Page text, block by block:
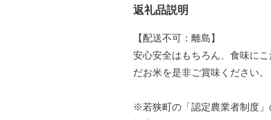
返礼品説明
【配送不可：離島】
安心安全はもちろん、食味に
だお米を是非ご賞味ください。
※若狭町の「認定農業者制度